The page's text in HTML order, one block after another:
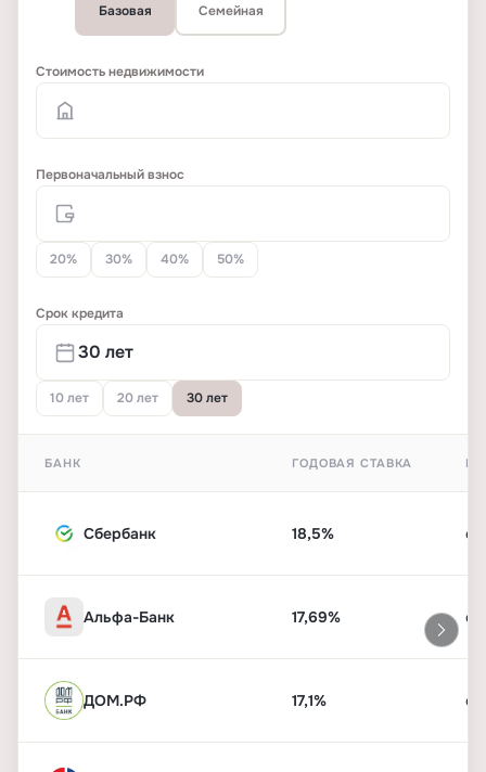
Базовая Семейная
Стоимость недвижимости
Первоначальный взнос
20% 30% 40% 50%
Срок кредита
10 лет 20 лет 30 лет
БАНК ГОДОВАЯ СТАВКА
Сбербанк 18,5%
Альфа-Банк 17,69%
ДОМ.РФ 17,1%